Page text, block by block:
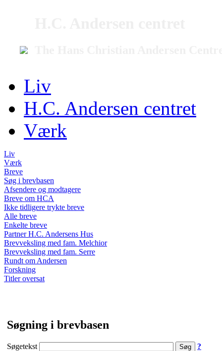
Liv
H.C. Andersen centret
Værk
Liv
Værk
Breve
Søg i brevbasen
Afsendere og modtagere
Breve om HCA
Ikke tidligere trykte breve
Alle breve
Enkelte breve
Partner H.C. Andersens Hus
Brevveksling med fam. Melchior
Brevveksling med fam. Serre
Rundt om Andersen
Forskning
Titler oversat
Søgning i brevbasen
Søgetekst ?